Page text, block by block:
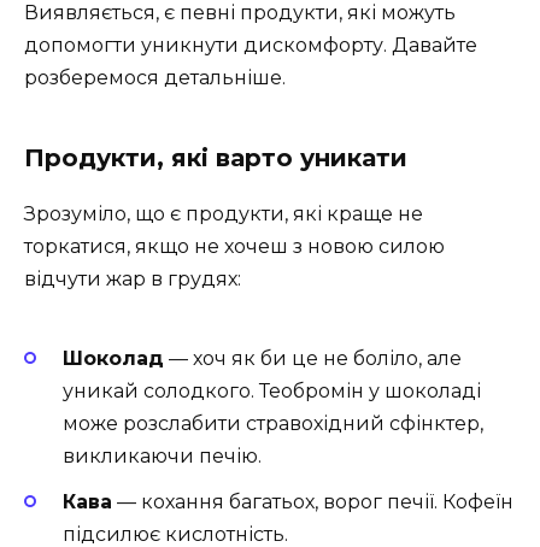
Виявляється, є певні продукти, які можуть
допомогти уникнути дискомфорту. Давайте
розберемося детальніше.
Продукти, які варто уникати
Зрозуміло, що є продукти, які краще не
торкатися, якщо не хочеш з новою силою
відчути жар в грудях:
Шоколад — хоч як би це не боліло, але
уникай солодкого. Теобромін у шоколаді
може розслабити стравохідний сфінктер,
викликаючи печію.
Кава — кохання багатьох, ворог печії. Кофеїн
підсилює кислотність.